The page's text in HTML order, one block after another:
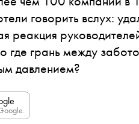
говорить вслух:
реакция
грань между
давлением?